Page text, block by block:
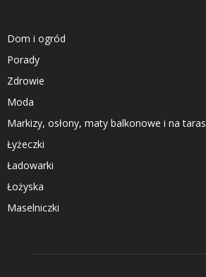
Dom i ogród
Porady
Zdrowie
Moda
Markizy, osłony, maty balkonowe i na taras
Łyżeczki
Ładowarki
Łożyska
Maselniczki